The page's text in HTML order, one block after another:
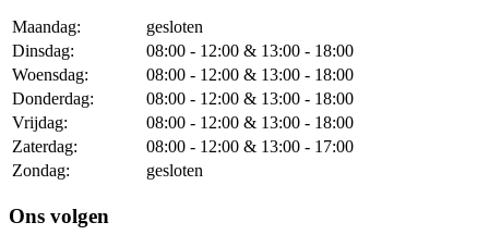
Maandag:
gesloten
Dinsdag:
08:00 - 12:00 & 13:00 - 18:00
Woensdag:
08:00 - 12:00 & 13:00 - 18:00
Donderdag:
08:00 - 12:00 & 13:00 - 18:00
Vrijdag:
08:00 - 12:00 & 13:00 - 18:00
Zaterdag:
08:00 - 12:00 & 13:00 - 17:00
Zondag:
gesloten
Ons volgen